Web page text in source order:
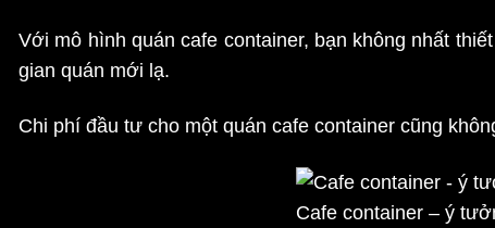
Với mô hình quán cafe container, bạn không nhất
gian quán mới lạ.
Chi phí đầu tư cho một quán cafe container cũng
Cafe container – ý